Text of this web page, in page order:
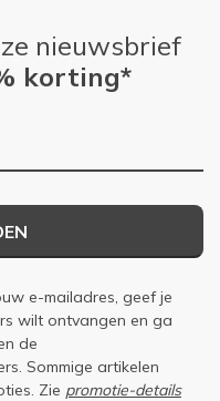
nieuwsbrief
korting*
e-mailadres, geef je
wilt ontvangen en ga
de
Sommige artikelen
Zie promotie-details